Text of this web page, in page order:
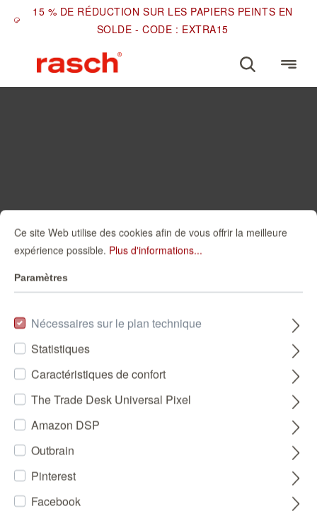
15 % DE RÉDUCTION SUR LES PAPIERS PEINTS EN
SOLDE - CODE : EXTRA15
Ce site Web utilise des cookies afin de vous offrir la meilleure
expérience possible. Plus d'informations...
Paramètres
Nécessaires sur le plan technique
Statistiques
Caractéristiques de confort
The Trade Desk Universal Pixel
Amazon DSP
Outbrain
Pinterest
Facebook